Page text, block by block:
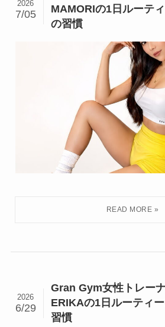
MAMORIの1日ルーテ
の習慣
2026
7/05
Gran Gym女性トレー
ERIKAの1日ルーティ
習慣
2026
6/29